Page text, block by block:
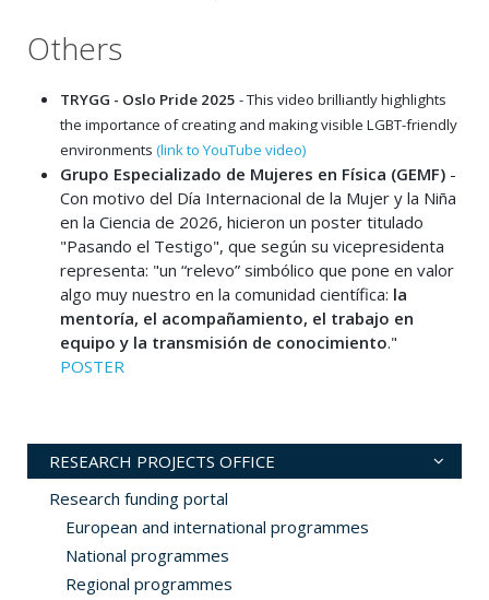
Others
TRYGG - Oslo Pride 2025 - This video brilliantly highlights
the importance of creating and making visible LGBT-friendly
environments (link to YouTube video)
Grupo Especializado de Mujeres en Física (GEMF) -
Con motivo del Día Internacional de la Mujer y la Niña
en la Ciencia de 2026, hicieron un poster titulado
"Pasando el Testigo", que según su vicepresidenta
representa: "un “relevo” simbólico que pone en valor
algo muy nuestro en la comunidad científica: la
mentoría, el acompañamiento, el trabajo en
equipo y la transmisión de conocimiento."
POSTER
RESEARCH PROJECTS OFFICE
Research funding portal
European and international programmes
National programmes
Regional programmes